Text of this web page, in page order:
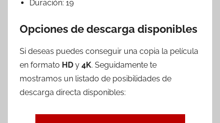
Duración: 19
Opciones de descarga disponibles
Si deseas puedes conseguir una copia la película
en formato HD y 4K. Seguidamente te
mostramos un listado de posibilidades de
descarga directa disponibles: